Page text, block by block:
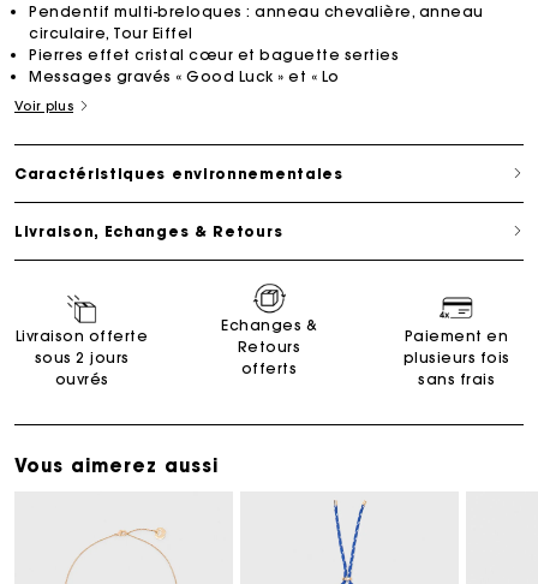
Pendentif multi-breloques : anneau chevalière, anneau
circulaire, Tour Eiffel
Pierres effet cristal cœur et baguette serties
Messages gravés « Good Luck » et « Lo
Voir plus
Caractéristiques environnementales
Livraison, Echanges & Retours
Livraison offerte
sous 2 jours
ouvrés
Echanges &
Retours
offerts
Paiement en
plusieurs fois
sans frais
Vous aimerez aussi